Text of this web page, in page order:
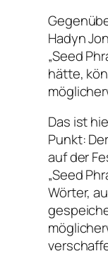
Hadyn
„Seed
hätte,
Das ist
Punkt:
auf der
„Seed
Wörter,